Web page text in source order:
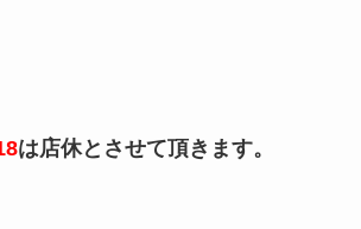
は店休とさせて頂きます。